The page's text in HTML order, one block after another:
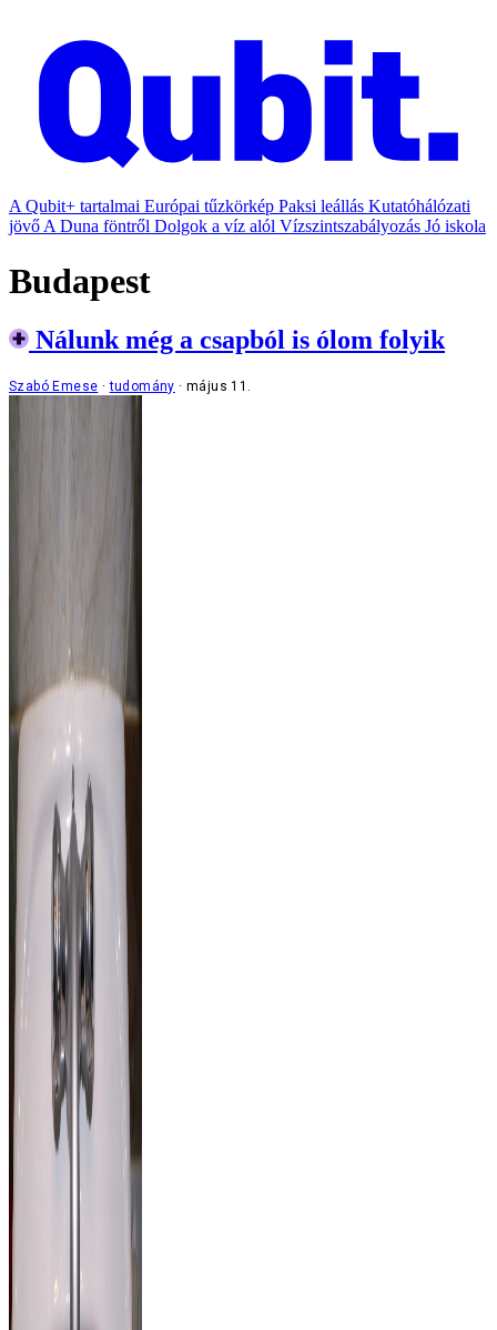
A Qubit+ tartalmai Európai tűzkörkép Paksi leállás Kutatóhálózati
jövő A Duna föntről Dolgok a víz alól Vízszintszabályozás Jó iskola
Budapest
Nálunk még a csapból is ólom folyik
Szabó Emese tudomány május 11.